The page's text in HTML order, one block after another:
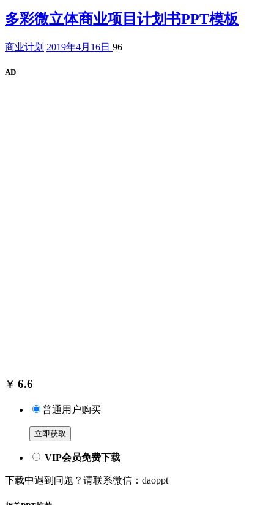
多彩微立体商业项目计划书PPT模板
商业计划 2019年4月16日 96
AD
￥ 6.6
普通用户购买
立即获取
VIP会员免费下载
下载中遇到问题？请联系微信：daoppt